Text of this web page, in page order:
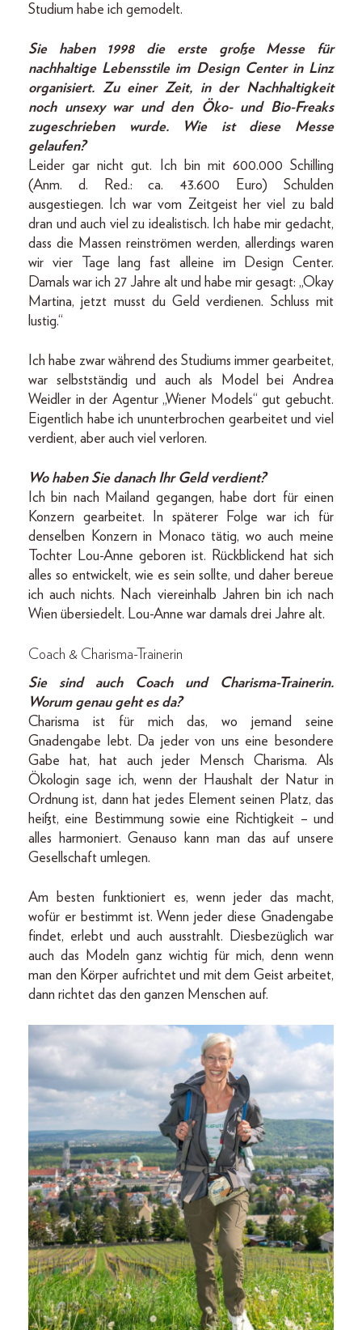
Studium habe ich gemodelt.
Sie haben 1998 die erste große Messe für
nachhaltige Lebensstile im Design Center in Linz
organisiert. Zu einer Zeit, in der Nachhaltigkeit
noch unsexy war und den Öko- und Bio-Freaks
zugeschrieben wurde. Wie ist diese Messe
gelaufen?
Leider gar nicht gut. Ich bin mit 600.000 Schilling
(Anm. d. Red.: ca. 43.600 Euro) Schulden
ausgestiegen. Ich war vom Zeitgeist her viel zu bald
dran und auch viel zu idealistisch. Ich habe mir gedacht,
dass die Massen reinströmen werden, allerdings waren
wir vier Tage lang fast alleine im Design Center.
Damals war ich 27 Jahre alt und habe mir gesagt: „Okay
Martina, jetzt musst du Geld verdienen. Schluss mit
lustig.“
Ich habe zwar während des Studiums immer gearbeitet,
war selbstständig und auch als Model bei Andrea
Weidler in der Agentur „Wiener Models“ gut gebucht.
Eigentlich habe ich ununterbrochen gearbeitet und viel
verdient, aber auch viel verloren.
Wo haben Sie danach Ihr Geld verdient?
Ich bin nach Mailand gegangen, habe dort für einen
Konzern gearbeitet. In späterer Folge war ich für
denselben Konzern in Monaco tätig, wo auch meine
Tochter Lou-Anne geboren ist. Rückblickend hat sich
alles so entwickelt, wie es sein sollte, und daher bereue
ich auch nichts. Nach viereinhalb Jahren bin ich nach
Wien übersiedelt. Lou-Anne war damals drei Jahre alt.
Coach & Charisma-Trainerin
Sie sind auch Coach und Charisma-Trainerin.
Worum genau geht es da?
Charisma ist für mich das, wo jemand seine
Gnadengabe lebt. Da jeder von uns eine besondere
Gabe hat, hat auch jeder Mensch Charisma. Als
Ökologin sage ich, wenn der Haushalt der Natur in
Ordnung ist, dann hat jedes Element seinen Platz, das
heißt, eine Bestimmung sowie eine Richtigkeit – und
alles harmoniert. Genauso kann man das auf unsere
Gesellschaft umlegen.
Am besten funktioniert es, wenn jeder das macht,
wofür er bestimmt ist. Wenn jeder diese Gnadengabe
findet, erlebt und auch ausstrahlt. Diesbezüglich war
auch das Modeln ganz wichtig für mich, denn wenn
man den Körper aufrichtet und mit dem Geist arbeitet,
dann richtet das den ganzen Menschen auf.